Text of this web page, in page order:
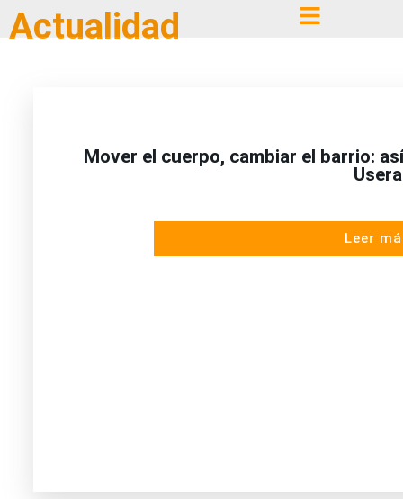
Actualidad
Mover el cuerpo, cambiar el barrio:
Usera
Leer